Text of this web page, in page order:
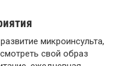
микроинсульта,
свой образ